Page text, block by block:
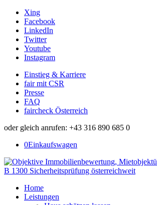
Xing
Facebook
LinkedIn
Twitter
Youtube
Instagram
Einstieg & Karriere
fair mit CSR
Presse
FAQ
faircheck Österreich
oder gleich anrufen: +43 316 890 685 0
0Einkaufswagen
Home
Leistungen